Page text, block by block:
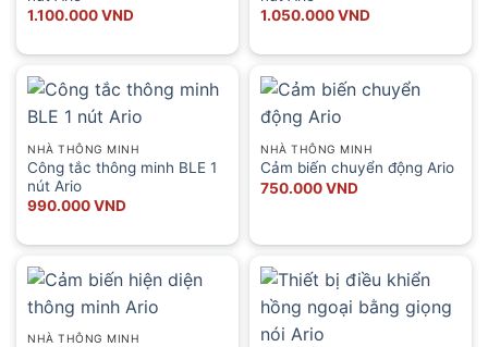
1.100.000VND
1.050.000VND
NHÀ THÔNG MINH
Công tắc thông minh BLE 1
nút Ario
990.000VND
NHÀ THÔNG MINH
Cảm biến chuyển động Ario
750.000VND
NHÀ THÔNG MINH